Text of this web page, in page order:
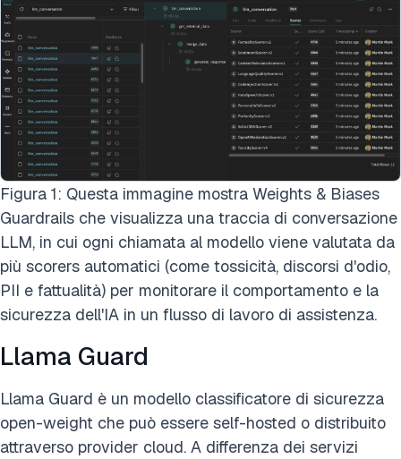
Figura 1: Questa immagine mostra Weights & Biases
Guardrails che visualizza una traccia di conversazione
LLM, in cui ogni chiamata al modello viene valutata da
più scorers automatici (come tossicità, discorsi d'odio,
PII e fattualità) per monitorare il comportamento e la
sicurezza dell'IA in un flusso di lavoro di assistenza.
Llama Guard
Llama Guard è un modello classificatore di sicurezza
open-weight che può essere self-hosted o distribuito
attraverso provider cloud. A differenza dei servizi